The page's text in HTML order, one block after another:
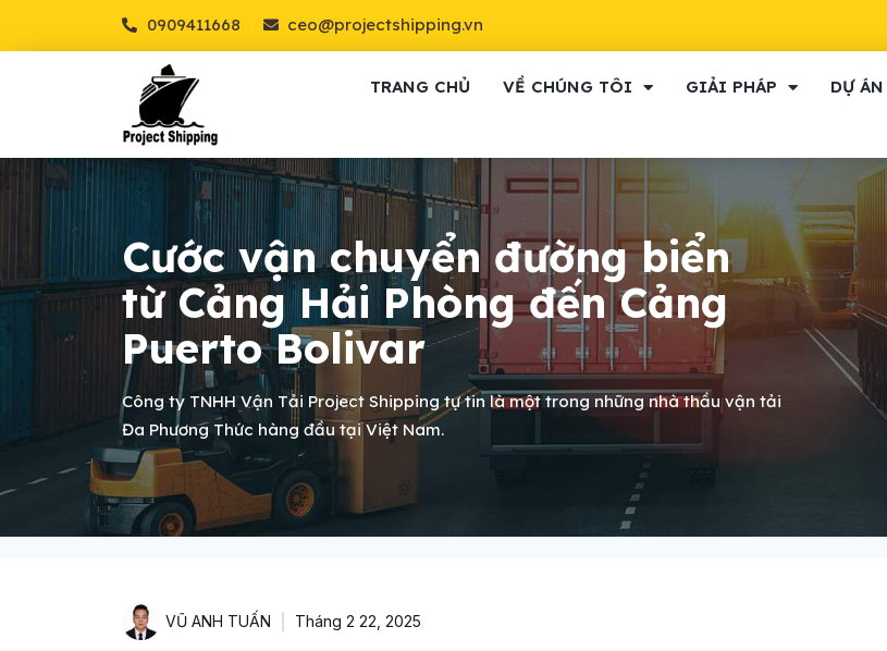
0909411668 ceo@projectshipping.vn
TRANG CHỦ VỀ CHÚNG TÔI GIẢI PHÁP DỰ ÁN
Cước vận chuyển đường biển
từ Cảng Hải Phòng đến Cảng
Puerto Bolivar
Công ty TNHH Vận Tải Project Shipping tự tin là một trong những nhà thầu vận tải
Đa Phương Thức hàng đầu tại Việt Nam.
VŨ ANH TUẤN Tháng 2 22, 2025